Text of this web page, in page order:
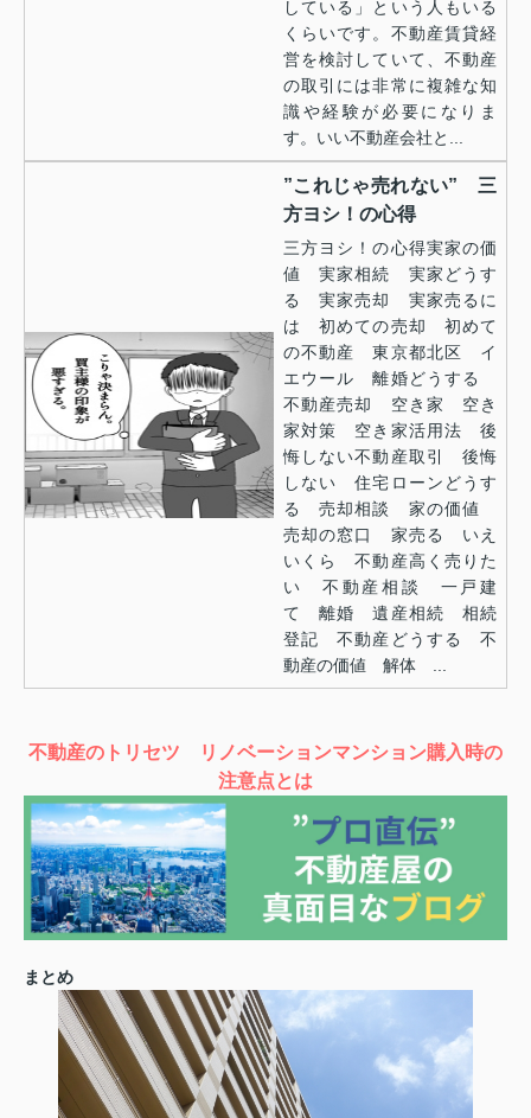
している」という人もいる
くらいです。不動産賃貸経
営を検討していて、不動産
の取引には非常に複雑な知
識や経験が必要になりま
す。いい不動産会社と...
”これじゃ売れない” 三
方ヨシ！の心得
三方ヨシ！の心得実家の価
値 実家相続 実家どうす
る 実家売却 実家売るに
は 初めての売却 初めて
の不動産 東京都北区 イ
エウール 離婚どうする
不動産売却 空き家 空き
家対策 空き家活用法 後
悔しない不動産取引 後悔
しない 住宅ローンどうす
る 売却相談 家の価値
売却の窓口 家売る いえ
いくら 不動産高く売りた
い 不動産相談 一戸建
て 離婚 遺産相続 相続
登記 不動産どうする 不
動産の価値 解体 ...
不動産のトリセツ リノベーションマンション購入時の
注意点とは
まとめ